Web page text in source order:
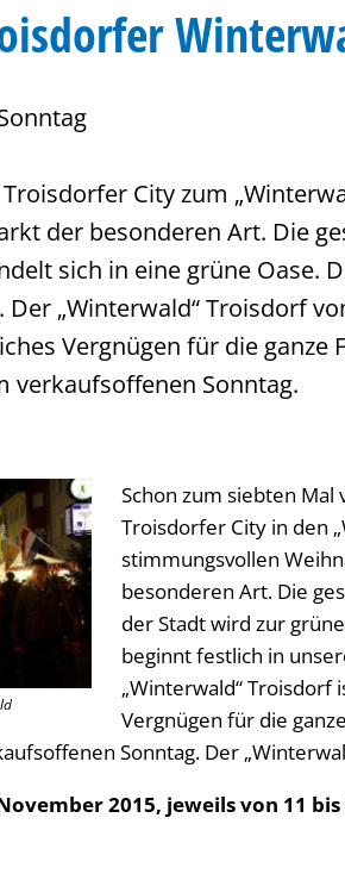
City zum
der besonderen Art. Die
sich in eine grüne Oase.
„Winterwald“ Troisdorf
Vergnügen für die ganze
verkaufsoffenen Sonntag.
Schon zum siebten Mal
Troisdorfer City in den
stimmungsvollen
besonderen Art. Die
der Stadt wird zur
beginnt festlich in
„Winterwald“ Troisdorf
Vergnügen für die
Sonntag. Der
2015, jeweils von 11